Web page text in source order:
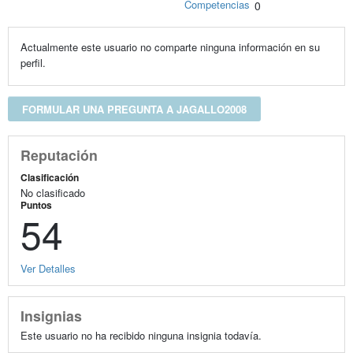
Competencias 0
Actualmente este usuario no comparte ninguna información en su
perfil.
FORMULAR UNA PREGUNTA A JAGALLO2008
Reputación
Clasificación
No clasificado
Puntos
54
Ver Detalles
Insignias
Este usuario no ha recibido ninguna insignia todavía.